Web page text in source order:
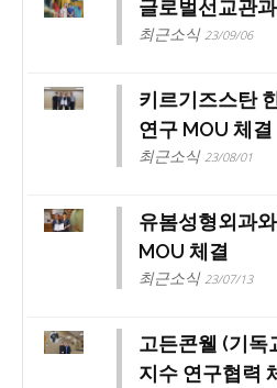
글로벌선교관
최근소식 23/09/06
키르기즈스탄
연구 MOU 체결
최근소식 23/08/01
유봄성형외과
MOU 체결
최근소식 23/07/13
고든콘웰 (기독
지수 연구협력